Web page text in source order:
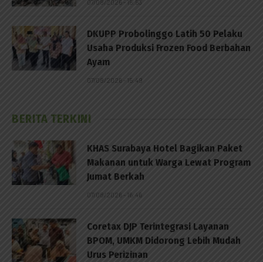
07/08/2026 - 15:53
DKUPP Probolinggo Latih 50 Pelaku
Usaha Produksi Frozen Food Berbahan
Ayam
07/08/2026 - 15:49
BERITA TERKINI
KHAS Surabaya Hotel Bagikan Paket
Makanan untuk Warga Lewat Program
Jumat Berkah
07/08/2026 - 16:46
Coretax DJP Terintegrasi Layanan
BPOM, UMKM Didorong Lebih Mudah
Urus Perizinan